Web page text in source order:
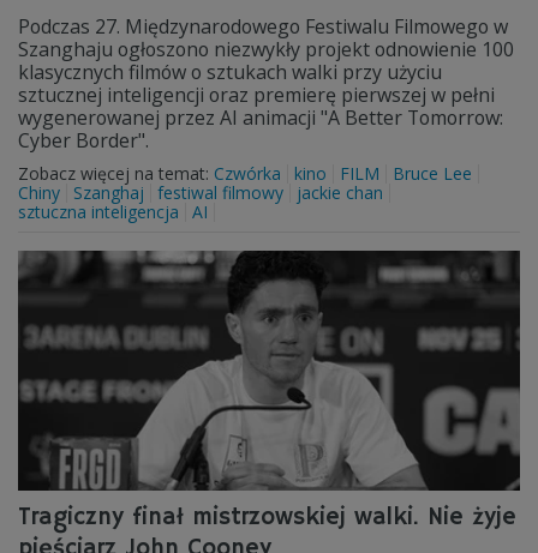
Podczas 27. Międzynarodowego Festiwalu Filmowego w
Szanghaju ogłoszono niezwykły projekt odnowienie 100
klasycznych filmów o sztukach walki przy użyciu
sztucznej inteligencji oraz premierę pierwszej w pełni
wygenerowanej przez AI animacji "A Better Tomorrow:
Cyber Border".
Zobacz więcej na temat: Czwórka kino FILM
Bruce Lee
Chiny
Szanghaj festiwal filmowy
jackie chan
sztuczna inteligencja
AI
Tragiczny finał mistrzowskiej walki. Nie żyje